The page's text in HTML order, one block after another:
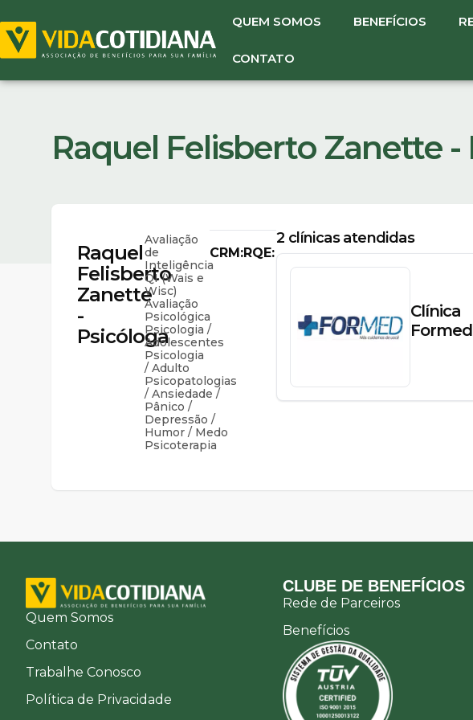
QUEM SOMOS BENEFÍCIOS
CONTATO
Raquel Felisberto Zanette -
Raquel
Felisberto
Zanette
-
Psicóloga
Avaliação
de
Inteligência
QI (Wais e
Wisc)
Avaliação
Psicológica
Psicologia /
Adolescentes
Psicologia
/ Adulto
Psicopatologias
/ Ansiedade /
Pânico /
Depressão /
Humor / Medo
Psicoterapia
CRM:RQE:
2 clínicas atendidas
Clínica
Formed
Quem Somos
Contato
Trabalhe Conosco
Política de Privacidade
CLUBE DE BENEFÍCIOS
Rede de Parceiros
Benefícios